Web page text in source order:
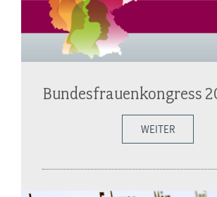
Bundesfrauenkongress
WEITER